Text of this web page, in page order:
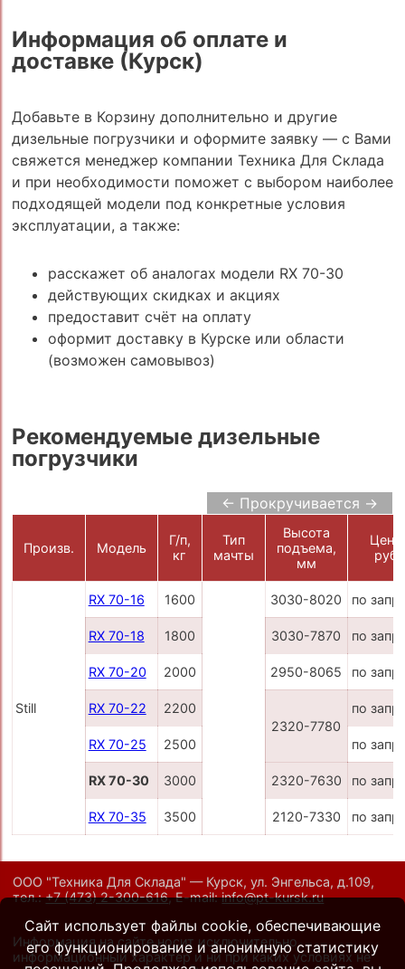
Информация об оплате и
доставке (Курск)
Добавьте в Корзину дополнительно и другие
дизельные погрузчики и оформите заявку — с Вами
свяжется менеджер компании Техника Для Склада
и при необходимости поможет с выбором наиболее
подходящей модели под конкретные условия
эксплуатации, а также:
расскажет об аналогах модели RX 70-30
действующих скидках и акциях
предоставит счёт на оплату
оформит доставку в Курске или области
(возможен самовывоз)
Рекомендуемые дизельные
погрузчики
← Прокручивается →
Произв. Модель
Г/п,
кг
Тип
мачты
Высота
подъема,
мм
Цена,
руб.
Still
RX 70-16 1600 3030-8020 по
RX 70-18 1800 3030-7870 по
RX 70-20 2000 2950-8065 по
RX 70-22
2200
2320-7780
по
RX 70-25 2500 по
RX 70-30 3000 2320-7630 по
RX 70-35 3500 2120-7330 по
ООО "Техника Для Склада" — Курск, ул. Энгельса, д.109,
тел.:+7 (473) 2-300-616,E-mail:info@pt-kursk.ru
Информация на сайте носит исключительно
информационный характер и ни при каких условиях не
Сайт использует файлы cookie, обеспечивающие
его функционирование и анонимную статистику